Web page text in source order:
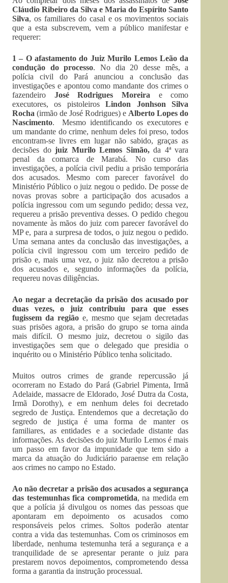
Cláudio Ribeiro da Silva e Maria do Espírito Santo
Silva, os familiares do casal e os movimentos sociais
que a esta subscrevem, vem a público manifestar e
requerer:
1 – O afastamento do Juiz Murilo Lemos Leão da
condução do processo. No dia 20 desse mês, a
polícia civil do Pará anunciou a conclusão das
investigações e apontou como mandante dos crimes o
fazendeiro José Rodrigues Moreira e como
executores, os pistoleirosLindon Jonhson Silva
Rocha(irmão de José Rodrigues) e Alberto Lopes do
Nascimento. Mesmo identificando os executores e
um mandante do crime, nenhum deles foi preso, todos
encontram-se livres em lugar não sabido, graças as
decisões dojuiz Murilo Lemos Simão,da 4ª vara
penal da comarca de Marabá. No curso das
investigações, a polícia civil pediu a prisão temporária
dos acusados. Mesmo com parecer favorável do
Ministério Público o juiz negou o pedido. De posse de
novas provas sobre a participação dos acusados a
polícia ingressou com um segundo pedido; dessa vez,
requereu a prisão preventiva desses. O pedido chegou
novamente às mãos do juiz com parecer favorável do
MP e, para a surpresa de todos, o juiz negou o pedido.
Uma semana antes da conclusão das investigações, a
polícia civil ingressou com um terceiro pedido de
prisão e, mais uma vez, o juiz não decretou a prisão
dos acusados e, segundo informações da polícia,
requereu novas diligências.
Ao negar a decretação da prisão dos acusado por
duas vezes, o juiz contribuiu para que esses
fugissem da regiãoe, mesmo que sejam decretadas
suas prisões agora, a prisão do grupo se torna ainda
mais difícil. O mesmo juiz, decretou o sigilo das
investigações sem que o delegado que presidia o
inquérito ou o Ministério Público tenha solicitado.
Muitos outros crimes de grande repercussão já
ocorreram no Estado do Pará (Gabriel Pimenta, Irmã
Adelaide, massacre de Eldorado, José Dutra da Costa,
Irmã Dorothy), e em nenhum deles foi decretado
segredo de Justiça. Entendemos que a decretação do
segredo de justiça é uma forma de manter os
familiares, as entidades e a sociedade distante das
informações. As decisões do juiz Murilo Lemos é mais
um passo em favor da impunidade que tem sido a
marca da atuação do Judiciário paraense em relação
aos crimes no campo no Estado.
Ao não decretar a prisão dos acusados a segurança
das testemunhas fica comprometida, na medida em
que a polícia já divulgou os nomes das pessoas que
apontaram em depoimento os acusados como
responsáveis pelos crimes. Soltos poderão atentar
contra a vida das testemunhas. Com os criminosos em
liberdade, nenhuma testemunha terá a segurança e a
tranquilidade de se apresentar perante o juiz para
prestarem novos depoimentos, comprometendo dessa
forma a garantia da instrução processual.